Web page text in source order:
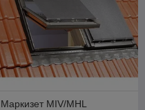
Маркизет MIV/MHL